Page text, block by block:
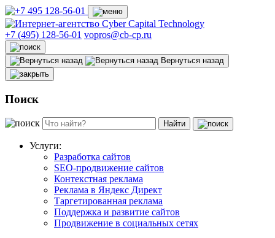
+7 (495) 128-56-01 vopros@cb-cp.ru
Вернуться назад
Поиск
Найти
Услуги:
Разработка сайтов
SEO-продвижение сайтов
Контекстная реклама
Реклама в Яндекс Директ
Таргетированная реклама
Поддержка и развитие сайтов
Продвижение в социальных сетях